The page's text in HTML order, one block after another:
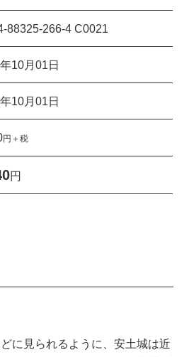
88325-266-4 C0021
10月01日
10月01日
円＋税
円
に見られるように、安土城は近